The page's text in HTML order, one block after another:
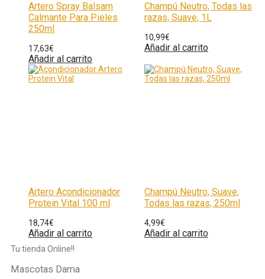
Artero Spray Balsam
Calmante Para Pieles
250ml
17,63€
Añadir al carrito
Champú Neutro, Todas las
razas, Suave, 1L
10,99€
Añadir al carrito
Artero Acondicionador
Protein Vital 100 ml
18,74€
Añadir al carrito
Champú Neutro, Suave,
Todas las razas, 250ml
4,99€
Añadir al carrito
Tu tienda Online!!
Mascotas Dama